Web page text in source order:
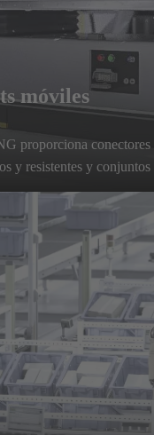
móviles
proporciona conectores
y resistentes y conjuntos
para AGV
una transmisión
datos.